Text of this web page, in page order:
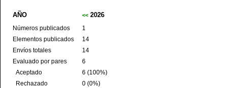
AÑO <<2026
Números publicados
1
Elementos publicados
14
Envíos totales
14
Evaluado por pares
6
Aceptado
6 (100%)
Rechazado
0 (0%)